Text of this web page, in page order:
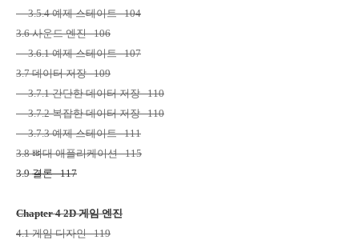
3.5.4예제 스테이트104
3.6사운드 엔진106
3.6.1예제 스테이트107
3.7데이터 저장109
3.7.1간단한 데이터 저장110
3.7.2복잡한 데이터 저장110
3.7.3예제 스테이트111
3.8뼈대 애플리케이션115
3.9결론117
Chapter 4 2D게임 엔진
4.1게임 디자인119